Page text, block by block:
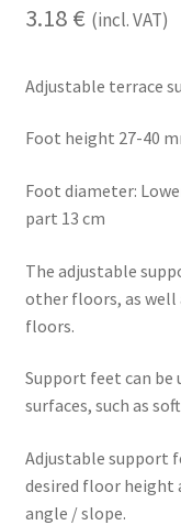
3.18 € (incl. VAT)
Adjustable terrace
Foot height 27-40
Foot diameter:
part 13 cm
The adjustable
other floors, as well
floors.
Support feet can be
surfaces, such as
Adjustable support
desired floor height
angle / slope.